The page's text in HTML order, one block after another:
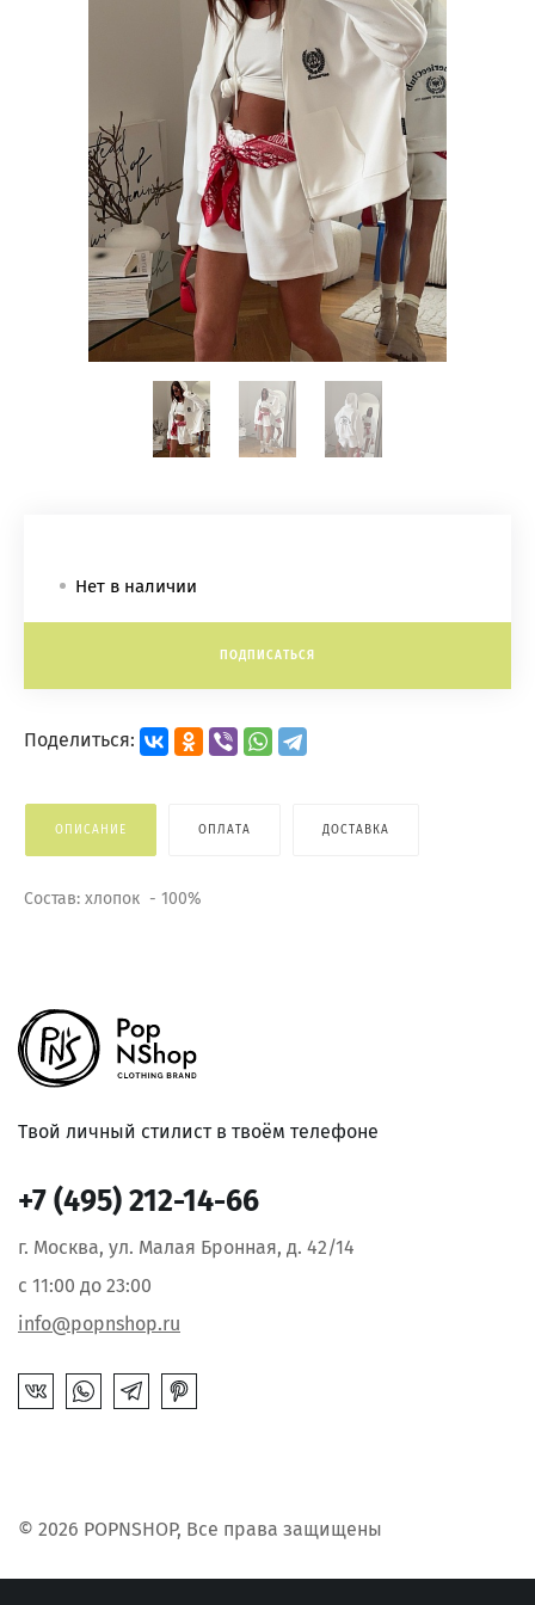
Нет в наличии
ПОДПИСАТЬСЯ
Поделиться:
ОПИСАНИЕ ОПЛАТА ДОСТАВКА
Состав: хлопок - 100%
Твой личный стилист в твоём телефоне
© 2026 POPNSHOP, Все права защищены
+7 (495) 212-14-66
г. Москва, ул. Малая Бронная, д. 42/14
с 11:00 до 23:00
info@popnshop.ru